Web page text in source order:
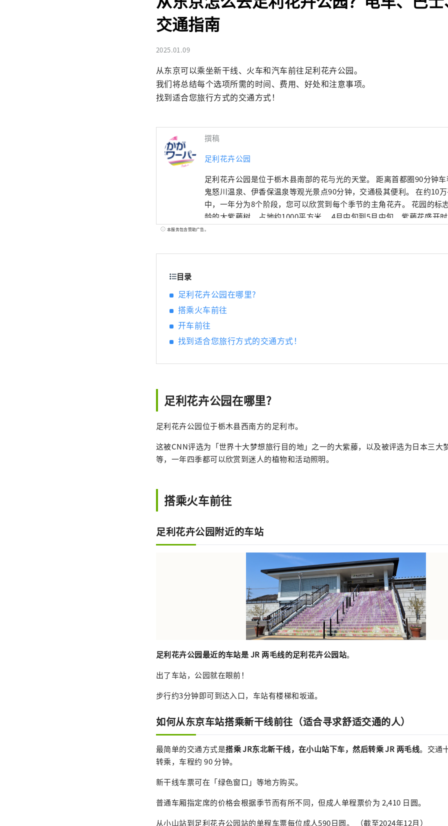
交通指南
2025.01.09
从东京可以乘坐新干线、火车和汽车前往足利花卉公园。
我们将总结每个选项所需的时间、费用、好处和注意事项。
找到适合您旅行方式的交通方式！
撰稿
足利花卉公园
足利花卉公园是位于栃木县南部的花与光的天堂。 距离首都圈90分钟
鬼怒川温泉、伊香保温泉等观光景点90分钟，交通极其便利。 在约10
中，一年分为8个阶段，您可以欣赏到每个季节的主角花卉。 花园的标
龄的大紫藤树，占地约1000平方米。 4月中旬到5月中旬，紫藤花盛开
之花物语”活动，晚上还会举办灯光秀。 每年10月中旬至2月中旬都
品，营造出一个梦幻般的世界。
本服务包含赞助广告。
目录
足利花卉公园在哪里?
搭乘火车前往
开车前往
找到适合您旅行方式的交通方式！
足利花卉公园在哪里?
足利花卉公园位于栃木县西南方的足利市。
这被CNN评选为「世界十大梦想旅行目的地」之一的大紫藤，以及被评选为日本三大
等，一年四季都可以欣赏到迷人的植物和活动照明。
搭乘火车前往
足利花卉公园附近的车站
足利花卉公园最近的车站是 JR 两毛线的足利花卉公园站。
出了车站，公园就在眼前！
步行约3分钟即可到达入口，车站有楼梯和坂道。
如何从东京车站搭乘新干线前往（适合寻求舒适交通的人）
最简单的交通方式是搭乘 JR东北新干线，在小山站下车，然后转乘 JR 两毛线。交通
转乘，车程约 90 分钟。
新干线车票可在「绿色窗口」等地方购买。
普通车厢指定席的价格会根据季节而有所不同，但成人单程票价为 2,410 日圆。
从小山站到足利花卉公园站的单程车票每位成人590日圆。 （截至2024年12月）